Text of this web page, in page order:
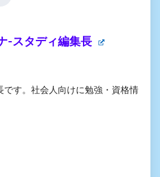
-スタディ編集長
です。社会人向けに勉強・資格情